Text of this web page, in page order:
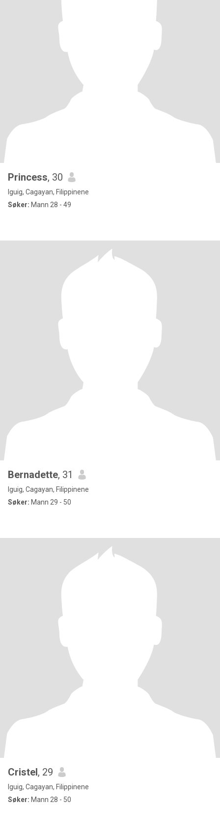
Princess, 30
Iguig, Cagayan, Filippinene
Søker: Mann 28 - 49
Bernadette, 31
Iguig, Cagayan, Filippinene
Søker: Mann 29 - 50
Cristel, 29
Iguig, Cagayan, Filippinene
Søker: Mann 28 - 50